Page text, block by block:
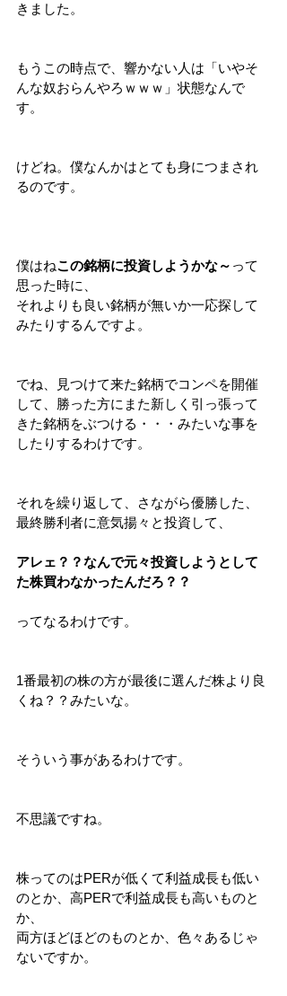
きました。
もうこの時点で、響かない人は「いやそ
んな奴おらんやろｗｗｗ」状態なんで
す。
けどね。僕なんかはとても身につまされ
るのです。
僕はねこの銘柄に投資しようかな～ って
思った時に、
それよりも良い銘柄が無いか一応探して
みたりするんですよ。
でね、見つけて来た銘柄でコンペを開催
して、勝った方にまた新しく引っ張って
きた銘柄をぶつける・・・みたいな事を
したりするわけです。
それを繰り返して、さながら優勝した、
最終勝利者に意気揚々と投資して、
アレェ？？なんで元々投資しようとして
た株買わなかったんだろ？？
ってなるわけです。
1番最初の株の方が最後に選んだ株より良
くね？？みたいな。
そういう事があるわけです。
不思議ですね。
株ってのはPERが低くて利益成長も低い
のとか、高PERで利益成長も高いものと
か、
両方ほどほどのものとか、色々あるじゃ
ないですか。